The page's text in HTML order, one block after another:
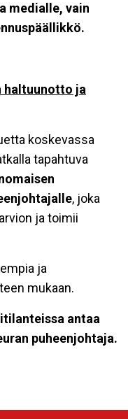
medialle, vain
haltuunotto ja
koskevassa
tapahtuva
, joka
ja toimii
ja
mukaan.
antaa
puheenjohtaja.